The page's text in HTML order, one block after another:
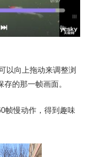
向上拖动来调整浏
的那一帧画面。
慢动作，得到趣味